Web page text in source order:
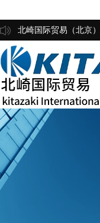
北崎国际贸易（北京